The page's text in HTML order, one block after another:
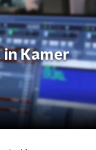
in Kamer